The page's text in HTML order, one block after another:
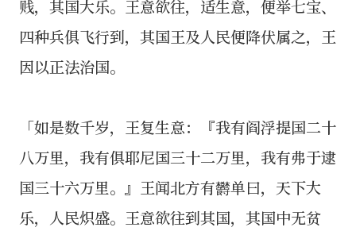
贱，其国大乐。王意欲往，适生意，便举七宝、
四种兵俱飞行到，其国王及人民便降伏属之，王
因以正法治国。
「如是数千岁，王复生意：『我有阎浮提国二十
八万里，我有俱耶尼国三十二万里，我有弗于逮
国三十六万里。』王闻北方有欝单曰，天下大
乐，人民炽盛。王意欲往到其国，其国中无贫